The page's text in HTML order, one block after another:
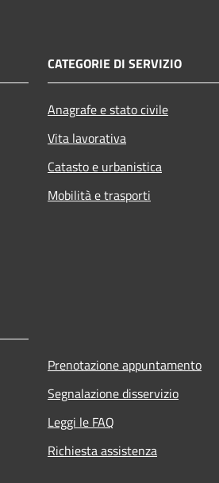
CATEGORIE DI SERVIZIO
Anagrafe e stato civile
Vita lavorativa
Catasto e urbanistica
Mobilità e trasporti
Prenotazione appuntamento
Segnalazione disservizio
Leggi le FAQ
Richiesta assistenza